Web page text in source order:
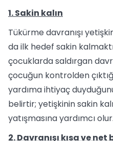
1. Sakin kalın
Tükürme davranışı
da ilk hedef sakin
çocuklarda saldırgan
çocuğun kontrolden
yardıma ihtiyaç
belirtir; yetişkinin sakin
yatışmasına yardımcı olur.
2. Davranışı kısa ve